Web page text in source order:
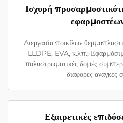
Ισχυρή
Διεργασία ποικίλων
LLDPE, EVA, κ.λπ.;
πολυστρωματικές δομές
διάφορες ανάγκες
Εξαιρετικές